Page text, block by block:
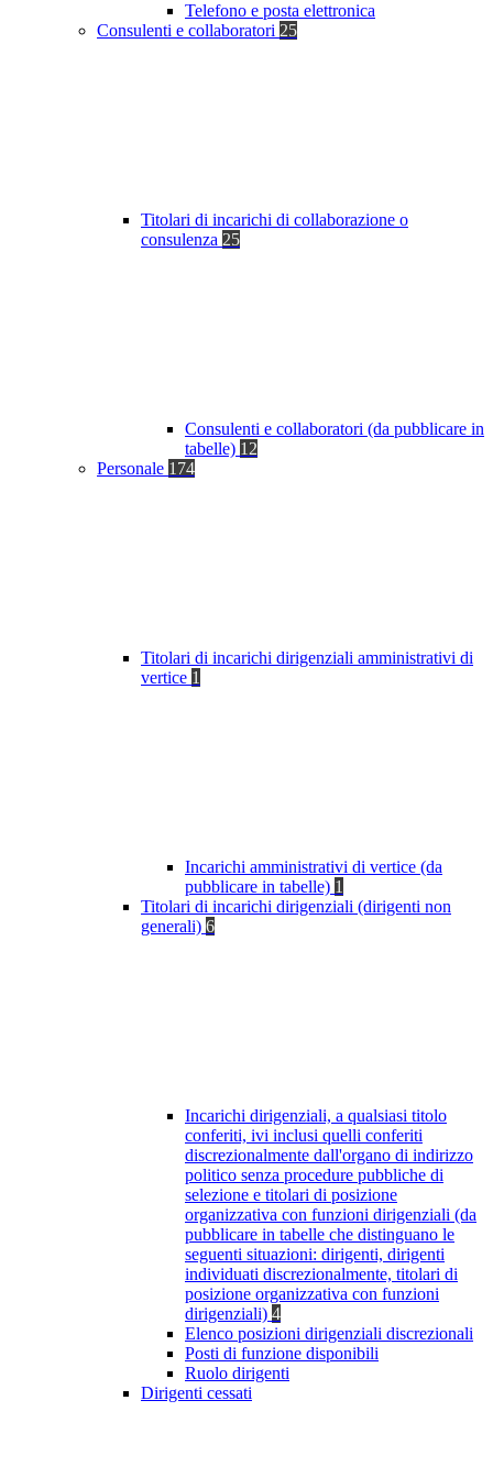
Telefono e posta elettronica
Consulenti e collaboratori 25
Titolari di incarichi di collaborazione o
consulenza 25
Consulenti e collaboratori (da pubblicare in
tabelle) 12
Personale 174
Titolari di incarichi dirigenziali amministrativi di
vertice 1
Incarichi amministrativi di vertice (da
pubblicare in tabelle) 1
Titolari di incarichi dirigenziali (dirigenti non
generali) 6
Incarichi dirigenziali, a qualsiasi titolo
conferiti, ivi inclusi quelli conferiti
discrezionalmente dall'organo di indirizzo
politico senza procedure pubbliche di
selezione e titolari di posizione
organizzativa con funzioni dirigenziali (da
pubblicare in tabelle che distinguano le
seguenti situazioni: dirigenti, dirigenti
individuati discrezionalmente, titolari di
posizione organizzativa con funzioni
dirigenziali) 4
Elenco posizioni dirigenziali discrezionali
Posti di funzione disponibili
Ruolo dirigenti
Dirigenti cessati